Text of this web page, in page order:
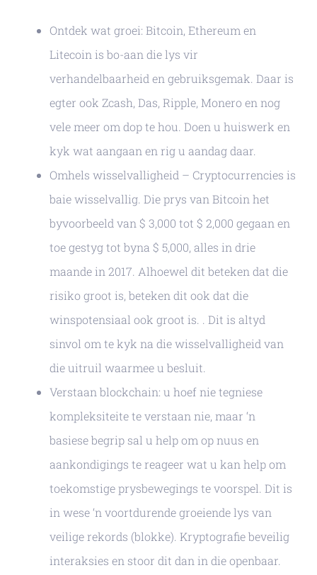
Ontdek wat groei: Bitcoin, Ethereum en
Litecoin is bo-aan die lys vir
verhandelbaarheid en gebruiksgemak. Daar is
egter ook Zcash, Das, Ripple, Monero en nog
vele meer om dop te hou. Doen u huiswerk en
kyk wat aangaan en rig u aandag daar.
Omhels wisselvalligheid – Cryptocurrencies is
baie wisselvallig. Die prys van Bitcoin het
byvoorbeeld van $ 3,000 tot $ 2,000 gegaan en
toe gestyg tot byna $ 5,000, alles in drie
maande in 2017. Alhoewel dit beteken dat die
risiko groot is, beteken dit ook dat die
winspotensiaal ook groot is. . Dit is altyd
sinvol om te kyk na die wisselvalligheid van
die uitruil waarmee u besluit.
Verstaan ​​blockchain: u hoef nie tegniese
kompleksiteite te verstaan ​​nie, maar ‘n
basiese begrip sal u help om op nuus en
aankondigings te reageer wat u kan help om
toekomstige prysbewegings te voorspel. Dit is
in wese ‘n voortdurende groeiende lys van
veilige rekords (blokke). Kryptografie beveilig
interaksies en stoor dit dan in die openbaar.